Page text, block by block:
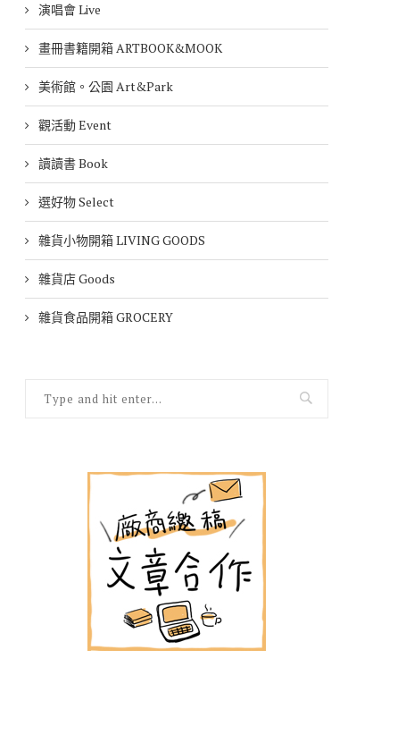
演唱會 Live
畫冊書籍開箱 ARTBOOK&MOOK
美術館。公園 Art&Park
觀活動 Event
讀讀書 Book
選好物 Select
雜貨小物開箱 LIVING GOODS
雜貨店 Goods
雜貨食品開箱 GROCERY